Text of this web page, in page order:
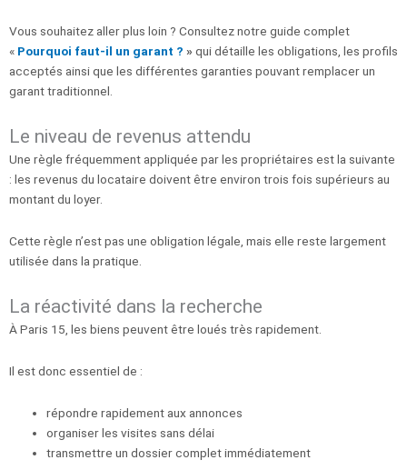
Vous souhaitez aller plus loin ? Consultez notre guide complet
« Pourquoi faut-il un garant ? »qui détaille les obligations, les profils
acceptés ainsi que les différentes garanties pouvant remplacer un
garant traditionnel.
Le niveau de revenus attendu
Une règle fréquemment appliquée par les propriétaires est la suivante
: les revenus du locataire doivent être environ trois fois supérieurs au
montant du loyer.
Cette règle n’est pas une obligation légale, mais elle reste largement
utilisée dans la pratique.
La réactivité dans la recherche
À Paris 15, les biens peuvent être loués très rapidement.
Il est donc essentiel de :
répondre rapidement aux annonces
organiser les visites sans délai
transmettre un dossier complet immédiatement